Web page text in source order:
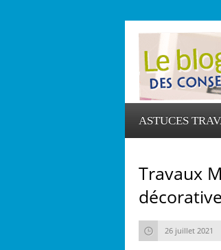
ASTUCES
Travaux
26 juillet 2021